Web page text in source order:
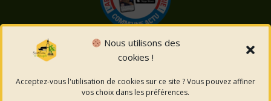
Nous utilisons des
cookies !
Acceptez-vous l'utilisation de cookies sur ce site ? Vous pouvez affiner
vos choix dans les préférences.
© 2026 Saint-Côme-et-Maruéjols. Un service proposé